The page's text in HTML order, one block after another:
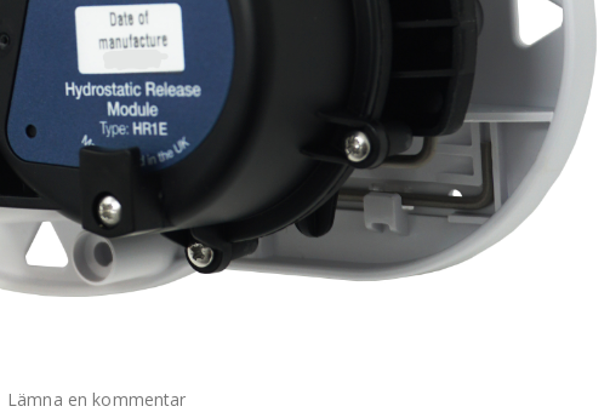
Lämna en kommentar